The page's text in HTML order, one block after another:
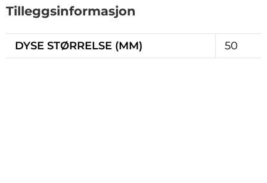
Tilleggsinformasjon
DYSE STØRRELSE (MM) 50